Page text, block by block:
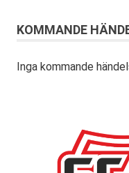
KOMMANDE
Inga kommande